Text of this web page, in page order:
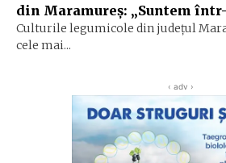
din Maramureș: „Suntem
Culturile legumicole din județul
cele mai...
‹ adv ›